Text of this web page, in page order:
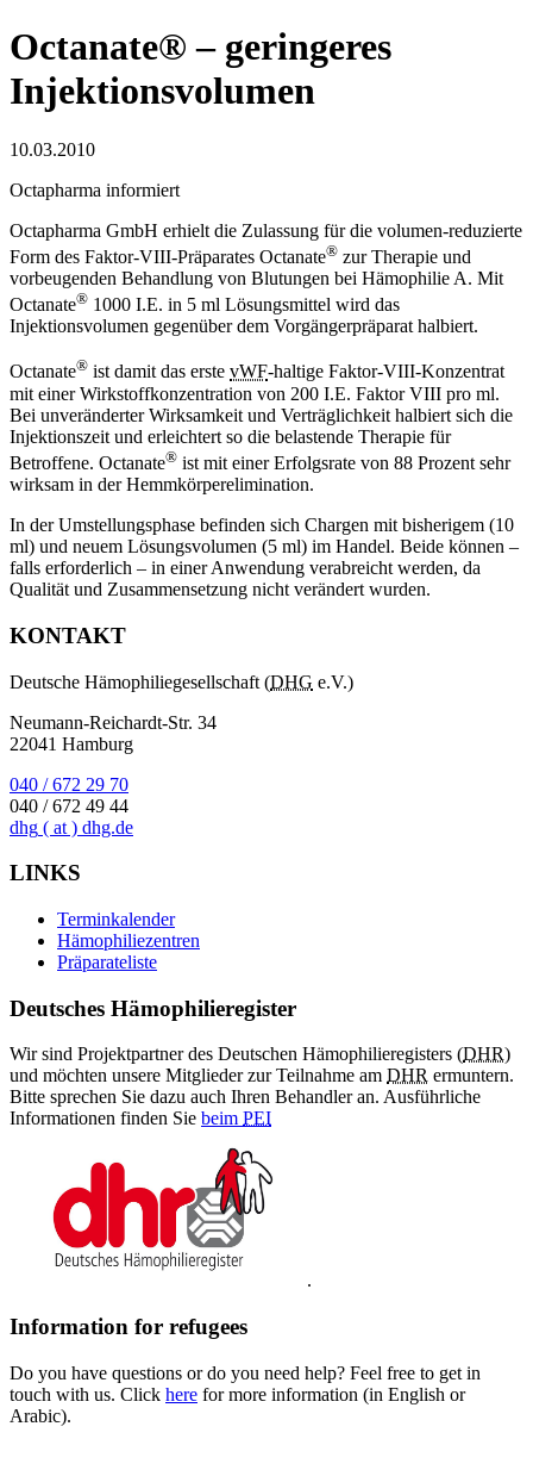
Octanate® – geringeres
Injektionsvolumen
10.03.2010
Octapharma informiert
Octapharma GmbH erhielt die Zulassung für die volumen-reduzierte
Form des Faktor-VIII-Präparates Octanate® zur Therapie und
vorbeugenden Behandlung von Blutungen bei Hämophilie A. Mit
Octanate® 1000 I.E. in 5 ml Lösungsmittel wird das
Injektionsvolumen gegenüber dem Vorgängerpräparat halbiert.
Octanate® ist damit das erste vWF-haltige Faktor-VIII-Konzentrat
mit einer Wirkstoffkonzentration von 200 I.E. Faktor VIII pro ml.
Bei unveränderter Wirksamkeit und Verträglichkeit halbiert sich die
Injektionszeit und erleichtert so die belastende Therapie für
Betroffene. Octanate® ist mit einer Erfolgsrate von 88 Prozent sehr
wirksam in der Hemmkörperelimination.
In der Umstellungsphase befinden sich Chargen mit bisherigem (10
ml) und neuem Lösungsvolumen (5 ml) im Handel. Beide können –
falls erforderlich – in einer Anwendung verabreicht werden, da
Qualität und Zusammensetzung nicht verändert wurden.
KONTAKT
Deutsche Hämophiliegesellschaft (DHG e.V.)
Neumann-Reichardt-Str. 34
22041 Hamburg
040 / 672 29 70
040 / 672 49 44
dhg ( at ) dhg.de
LINKS
Terminkalender
Hämophiliezentren
Präparateliste
Deutsches Hämophilieregister
Wir sind Projektpartner des Deutschen Hämophilieregisters (DHR)
und möchten unsere Mitglieder zur Teilnahme am DHR ermuntern.
Bitte sprechen Sie dazu auch Ihren Behandler an. Ausführliche
Informationen finden Sie beim PEI
.
Information for refugees
Do you have questions or do you need help? Feel free to get in
touch with us. Click here for more information (in English or
Arabic).